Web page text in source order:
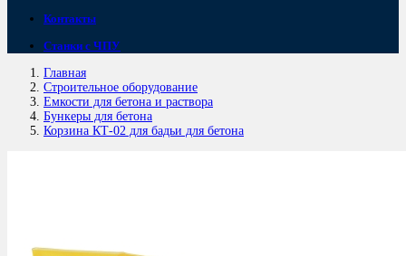
Контакты
Станки с ЧПУ
Главная
Строительное оборудование
Емкости для бетона и раствора
Бункеры для бетона
Корзина КТ-02 для бадьи для бетона